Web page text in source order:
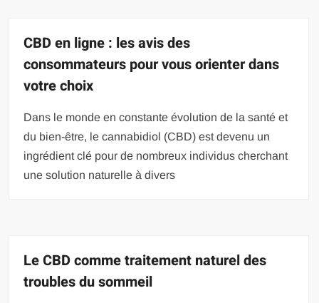
CBD en ligne : les avis des
consommateurs pour vous orienter dans
votre choix
Dans le monde en constante évolution de la santé et
du bien-être, le cannabidiol (CBD) est devenu un
ingrédient clé pour de nombreux individus cherchant
une solution naturelle à divers
Le CBD comme traitement naturel des
troubles du sommeil